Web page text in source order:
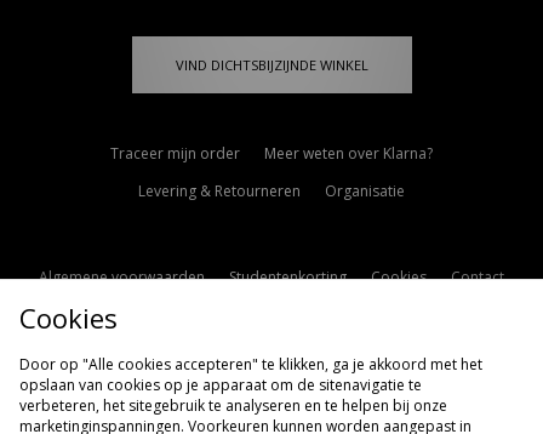
VIND DICHTSBIJZIJNDE WINKEL
Traceer mijn order
Meer weten over Klarna?
Levering & Retourneren
Organisatie
Algemene voorwaarden Studentenkorting Cookies
Contact
Cookie Instellingen
Cookies
Door op "Alle cookies accepteren" te klikken, ga je akkoord met het
opslaan van cookies op je apparaat om de sitenavigatie te
verbeteren, het sitegebruik te analyseren en te helpen bij onze
marketinginspanningen. Voorkeuren kunnen worden aangepast in